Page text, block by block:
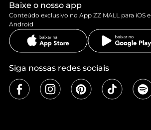
Baixe o nosso app
Conteúdo exclusivo no App ZZ MALL para iOS e
Android
Siga nossas redes sociais